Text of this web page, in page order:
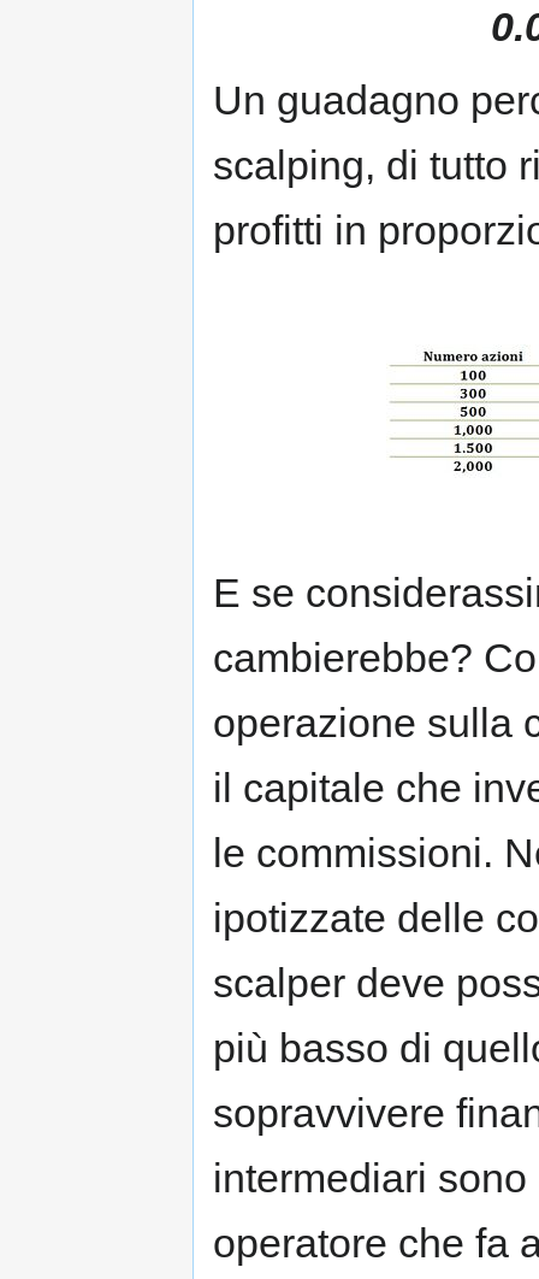
Un guadagno
scalping, di tutto
profitti in
E se
cambierebbe?
operazione sulla
il capitale che
le commissioni.
ipotizzate delle
scalper deve
più basso di
sopravvivere
intermediari
operatore che fa